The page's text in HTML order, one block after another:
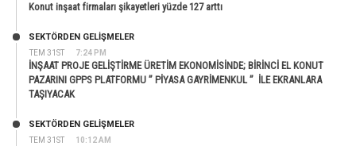
Konut inşaat firmaları şikayetleri yüzde 127 arttı
TEM 31ST 7:24 PM
SEKTÖRDEN GELIŞMELER
İNŞAAT PROJE GELİŞTİRME ÜRETİM EKONOMİSİNDE; BİRİNCİ EL KONUT
PAZARINI GPPS PLATFORMU ” PİYASA GAYRİMENKUL ” İLE EKRANLARA
TAŞIYACAK
TEM 31ST 10:12 AM
SEKTÖRDEN GELIŞMELER